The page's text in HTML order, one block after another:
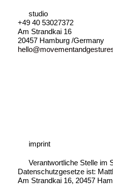
studio
+49 40 53027372
Am Strandkai 16
20457 Hamburg /Germany
imprint
Verantwortliche Stelle im
Datenschutzgesetze ist:
Am Strandkai 16, 20457